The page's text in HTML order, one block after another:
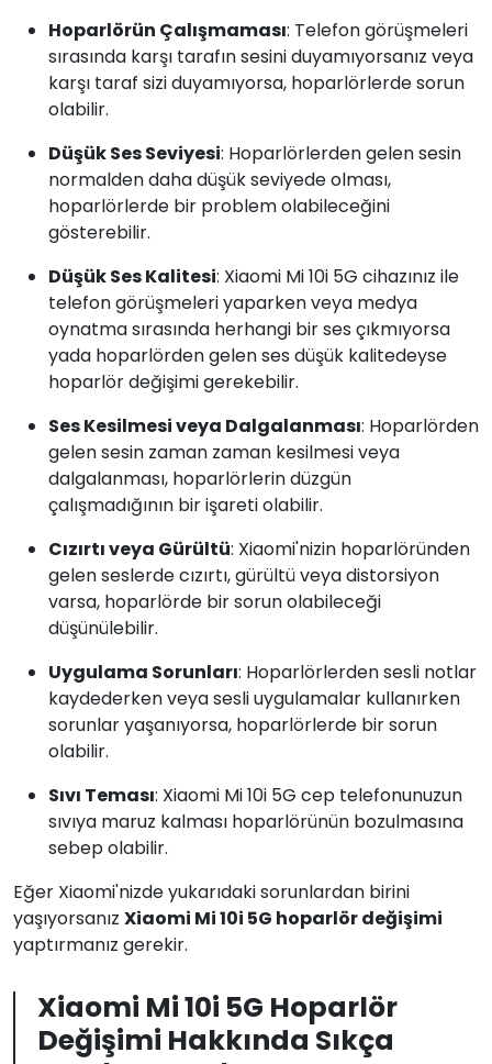
Hoparlörün Çalışmaması: Telefon görüşmeleri
sırasında karşı tarafın sesini duyamıyorsanız veya
karşı taraf sizi duyamıyorsa, hoparlörlerde sorun
olabilir.
Düşük Ses Seviyesi: Hoparlörlerden gelen sesin
normalden daha düşük seviyede olması,
hoparlörlerde bir problem olabileceğini
gösterebilir.
Düşük Ses Kalitesi: Xiaomi Mi 10i 5G cihazınız ile
telefon görüşmeleri yaparken veya medya
oynatma sırasında herhangi bir ses çıkmıyorsa
yada hoparlörden gelen ses düşük kalitedeyse
hoparlör değişimi gerekebilir.
Ses Kesilmesi veya Dalgalanması: Hoparlörden
gelen sesin zaman zaman kesilmesi veya
dalgalanması, hoparlörlerin düzgün
çalışmadığının bir işareti olabilir.
Cızırtı veya Gürültü: Xiaomi'nizin hoparlöründen
gelen seslerde cızırtı, gürültü veya distorsiyon
varsa, hoparlörde bir sorun olabileceği
düşünülebilir.
Uygulama Sorunları: Hoparlörlerden sesli notlar
kaydederken veya sesli uygulamalar kullanırken
sorunlar yaşanıyorsa, hoparlörlerde bir sorun
olabilir.
Sıvı Teması: Xiaomi Mi 10i 5G cep telefonunuzun
sıvıya maruz kalması hoparlörünün bozulmasına
sebep olabilir.
Eğer Xiaomi'nizde yukarıdaki sorunlardan birini
yaşıyorsanız Xiaomi Mi 10i 5G hoparlör değişimi
yaptırmanız gerekir.
Xiaomi Mi 10i 5G Hoparlör
Değişimi Hakkında Sıkça